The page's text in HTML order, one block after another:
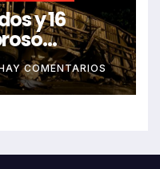
y 16
Chancas
vivienda
COMENTARIOS